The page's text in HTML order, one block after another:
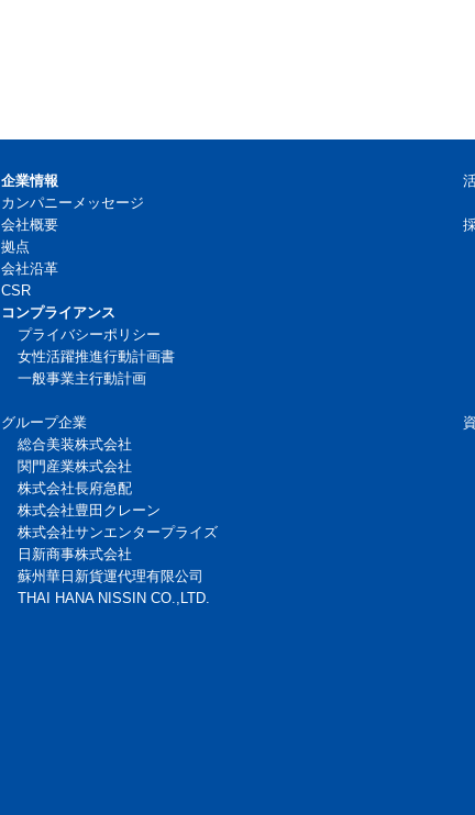
企業情報
カンパニーメッセージ
会社概要
拠点
会社沿革
CSR
コンプライアンス
プライバシーポリシー
女性活躍推進行動計画書
一般事業主行動計画
グループ企業
総合美装株式会社
関門産業株式会社
株式会社長府急配
株式会社豊田クレーン
株式会社サンエンタープライズ
日新商事株式会社
蘇州華日新貨運代理有限公司
THAI HANA NISSIN CO.,LTD.